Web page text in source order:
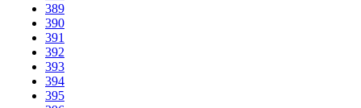
389
390
391
392
393
394
395